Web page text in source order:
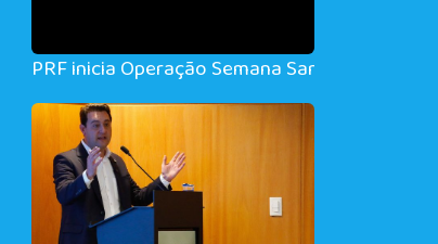
PRF inicia Operação Semana Santa na